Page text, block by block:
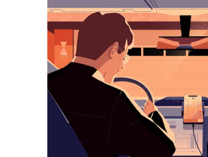
历
日
期。
退